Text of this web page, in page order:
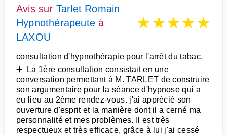
Avis sur Tarlet Romain
Hypnothérapeute à
LAXOU
★★★★★
consultation d'hypnothérapie pour l'arrêt du tabac.
➕ La 1ère consultation consistait en une
conversation permettant à M. TARLET de construire
son argumentaire pour la séance d'hypnose qui a
eu lieu au 2ème rendez-vous. j'ai apprécié son
ouverture d'esprit et la manière dont il a cerné ma
personnalité et mes problèmes. Il est très
respectueux et très efficace, grâce à lui j'ai cessé